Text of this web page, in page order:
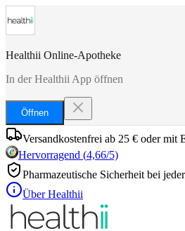
Healthii Online-Apotheke
In der Healthii App öffnen
Öffnen
Versandkostenfrei ab 25 € oder mit
Hervorragend (4,66/5)
Pharmazeutische Sicherheit bei
Über Healthii